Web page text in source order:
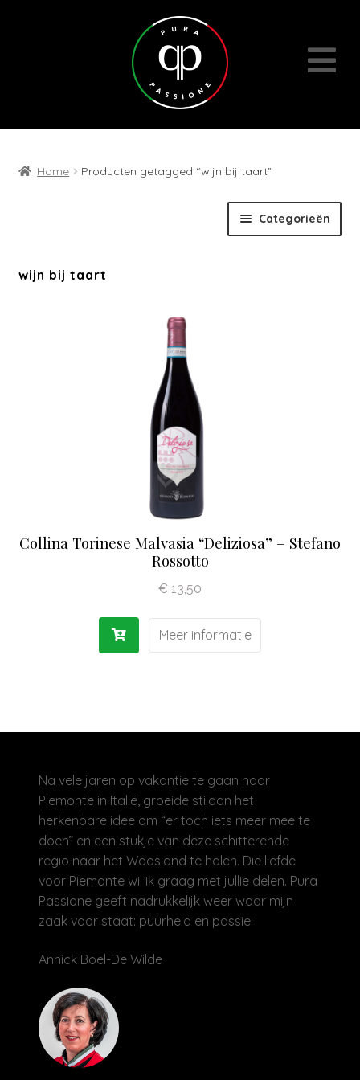
Home Producten getagged “wijn bij taart”
Categorieën
Wijnen
Wijn- en geschenkpakketten
wijn bij taart
Collina Torinese Malvasia “Deliziosa” – Stefano
Rossotto
€ 13,50
Meer informatie
Na vele jaren op vakantie te gaan naar
Piemonte in Italië, groeide stilaan het
herkenbare idee om “er toch iets meer mee te
doen” en een stukje van deze schitterende
regio naar het Waasland te halen. Die liefde
voor Piemonte wil ik graag met jullie delen. Pura
Passione geeft nadrukkelijk weer waar mijn
zaak voor staat: puurheid en passie!
Annick Boel-De Wilde